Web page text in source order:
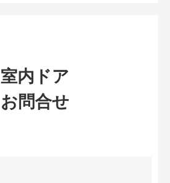
室内ドア
お問合せ